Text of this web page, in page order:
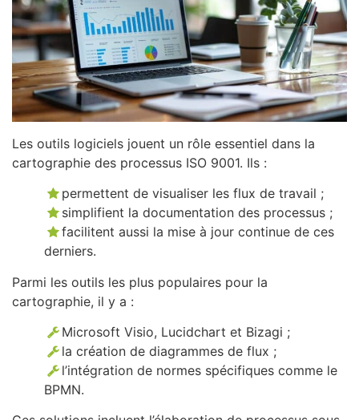
Les outils logiciels jouent un rôle essentiel dans la
cartographie des processus ISO 9001. Ils :
permettent de visualiser les flux de travail ;
simplifient la documentation des processus ;
facilitent aussi la mise à jour continue de ces
derniers.
Parmi les outils les plus populaires pour la
cartographie, il y a :
Microsoft Visio, Lucidchart et Bizagi ;
la création de diagrammes de flux ;
l’intégration de normes spécifiques comme le
BPMN.